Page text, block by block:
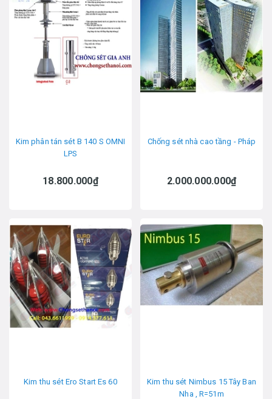
Kim phân tán sét B 140 S OMNI
LPS
18.800.000₫
Chống sét nhà cao tầng - Pháp
2.000.000.000₫
Kim thu sét Ero Start Es 60
Kim thu sét Nimbus 15 Tây Ban
Nha , R=51m